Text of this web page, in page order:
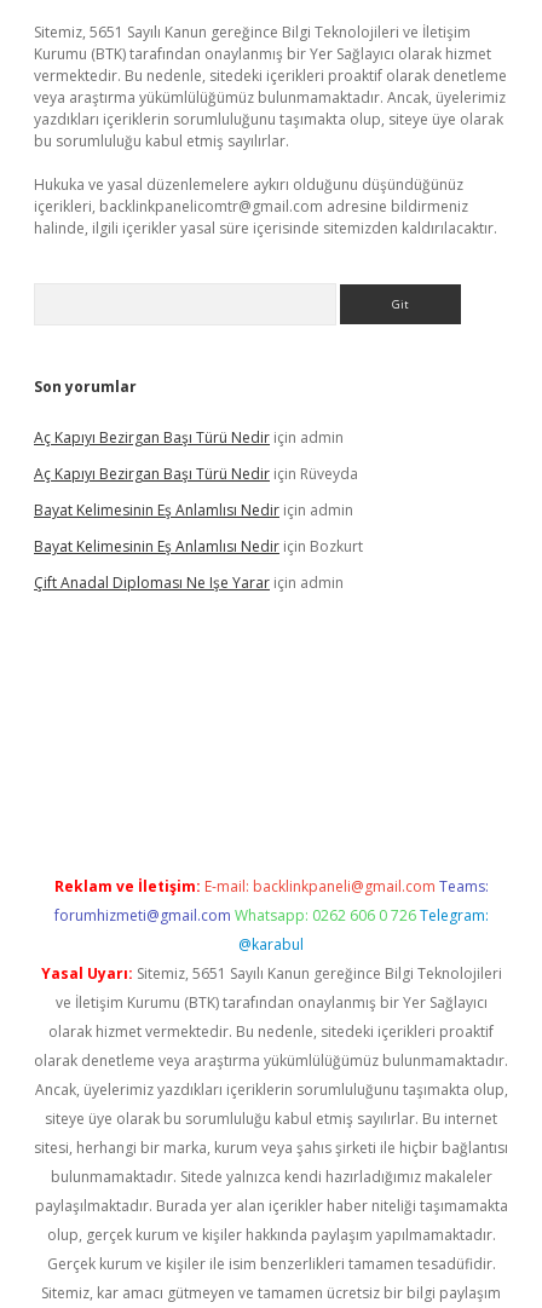
Sitemiz, 5651 Sayılı Kanun gereğince Bilgi Teknolojileri ve İletişim
Kurumu (BTK) tarafından onaylanmış bir Yer Sağlayıcı olarak hizmet
vermektedir. Bu nedenle, sitedeki içerikleri proaktif olarak denetleme
veya araştırma yükümlülüğümüz bulunmamaktadır. Ancak, üyelerimiz
yazdıkları içeriklerin sorumluluğunu taşımakta olup, siteye üye olarak
bu sorumluluğu kabul etmiş sayılırlar.
Hukuka ve yasal düzenlemelere aykırı olduğunu düşündüğünüz
içerikleri, backlinkpanelicomtr@gmail.com adresine bildirmeniz
halinde, ilgili içerikler yasal süre içerisinde sitemizden kaldırılacaktır.
Son yorumlar
Aç Kapıyı Bezirgan Başı Türü Nedir için admin
Aç Kapıyı Bezirgan Başı Türü Nedir için Rüveyda
Bayat Kelimesinin Eş Anlamlısı Nedir için admin
Bayat Kelimesinin Eş Anlamlısı Nedir için Bozkurt
Çift Anadal Diploması Ne Işe Yarar için admin
Reklam ve İletişim: E-mail: backlinkpaneli@gmail.com Teams:
forumhizmeti@gmail.com Whatsapp: 0262 606 0 726 Telegram:
@karabul
Yasal Uyarı: Sitemiz, 5651 Sayılı Kanun gereğince Bilgi Teknolojileri
ve İletişim Kurumu (BTK) tarafından onaylanmış bir Yer Sağlayıcı
olarak hizmet vermektedir. Bu nedenle, sitedeki içerikleri proaktif
olarak denetleme veya araştırma yükümlülüğümüz bulunmamaktadır.
Ancak, üyelerimiz yazdıkları içeriklerin sorumluluğunu taşımakta olup,
siteye üye olarak bu sorumluluğu kabul etmiş sayılırlar. Bu internet
sitesi, herhangi bir marka, kurum veya şahıs şirketi ile hiçbir bağlantısı
bulunmamaktadır. Sitede yalnızca kendi hazırladığımız makaleler
paylaşılmaktadır. Burada yer alan içerikler haber niteliği taşımamakta
olup, gerçek kurum ve kişiler hakkında paylaşım yapılmamaktadır.
Gerçek kurum ve kişiler ile isim benzerlikleri tamamen tesadüfidir.
Sitemiz, kar amacı gütmeyen ve tamamen ücretsiz bir bilgi paylaşım